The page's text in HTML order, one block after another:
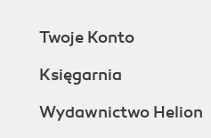
Twoje Konto
Księgarnia
Wydawnictwo Helion